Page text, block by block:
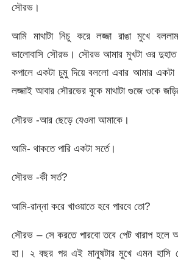
সৌরভ।
আমি মাথাটা নিচু করে লজ্জা রাঙা মুখে
ভালোবাসি সৌরভ। সৌরভ আমার মুখটা ওর দুহাত
কপালে একটা চুমু দিয়ে বললো এবার আমার
লজ্জাই আবার সৌরভের বুকে মাথাটা গুজে ওকে
সৌরভ -আর ছেড়ে যেওনা আমাকে।
আমি- থাকতে পারি একটা সর্তে।
সৌরভ -কী সর্ত?
আমি-রান্না করে খাওয়াতে হবে পারবে তো?
সৌরভ – সে করতে পারবো তবে পেট খারাপ হলে
হা। ২ বছর পর এই মানুষটার মুখে এমন হাসি